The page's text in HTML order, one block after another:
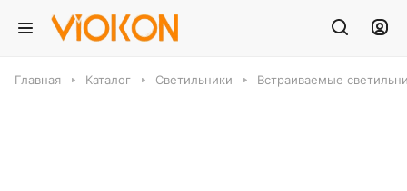
Главная Каталог Светильники Встраиваемые